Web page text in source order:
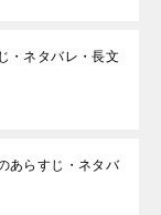
・ネタバレ・長文
あらすじ・ネタバ